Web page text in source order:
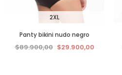
2XL
Panty bikini nudo negro
$89.900,00 $29.900,00